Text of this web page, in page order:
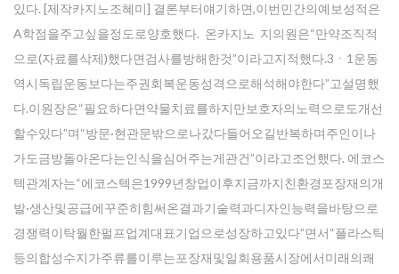
있다. [제작카지노조혜미] 결론부터얘기하면,이번민간의예보성적은
A학점을주고싶을정도로양호했다. 온카지노 지의원은“만약조직적
으로(자료를삭제)했다면검사를방해한것”이라고지적했다.3ㆍ1운동
역시독립운동보다는주권회복운동성격으로해석해야한다”고설명했
다.이원장은“필요하다면약물치료를하지만보호자의노력으로도개선
할수있다”며“방문·현관문밖으로나갔다들어오길반복하며주인이나
가도금방돌아온다는인식을심어주는게관건”이라고조언했다. 에코스
텍관계자는“에코스텍은1999년창업이후지금까지친환경포장재의개
발·생산및공급에꾸준히힘써온결과기술력과디자인능력을바탕으로
경쟁력이탁월한펄프업계대표기업으로성장하고있다”면서“플라스틱
등의합성수지가주류를이루는포장재및일회용품시장에서미래의쾌